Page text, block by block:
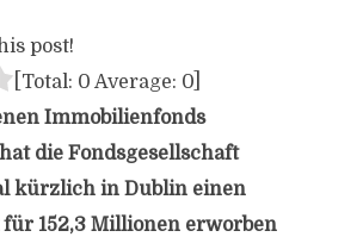
post!
[Total: 0 Average: 0]
Immobilienfonds
die Fondsgesellschaft
kürzlich in Dublin einen
152,3 Millionen erworben